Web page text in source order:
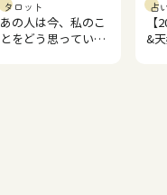
タロット
あの人は今、私のこ
とをどう思ってい
占
&